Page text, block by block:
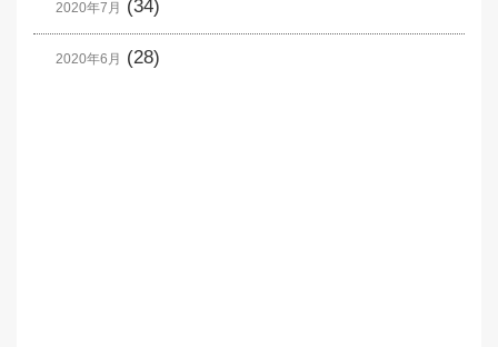
2020年7月 (34)
2020年6月 (28)